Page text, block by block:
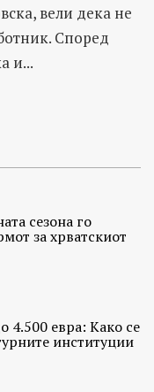
вели дека не
Според
и...
сезона го
за хрватскиот
4.500 евра: Како се
институции